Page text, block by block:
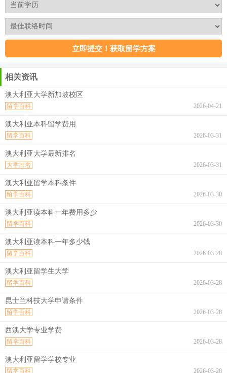
相关资讯
澳大利亚大学新加坡校区
2026-04-21
留学百科
澳大利亚本科留学费用
2026-03-31
留学百科
澳大利亚大学最新排名
2026-03-31
大学排名
澳大利亚留学本科条件
2026-03-30
留学百科
澳大利亚读本科一年费用多少
2026-03-30
留学百科
澳大利亚读本科一年多少钱
2026-03-28
留学百科
澳大利亚留学生大学
2026-03-28
留学百科
昆士兰科技大学申请条件
2026-03-28
留学百科
西澳大学专业学费
2026-03-28
留学百科
澳大利亚留学学校专业
2026-03-28
留学百科